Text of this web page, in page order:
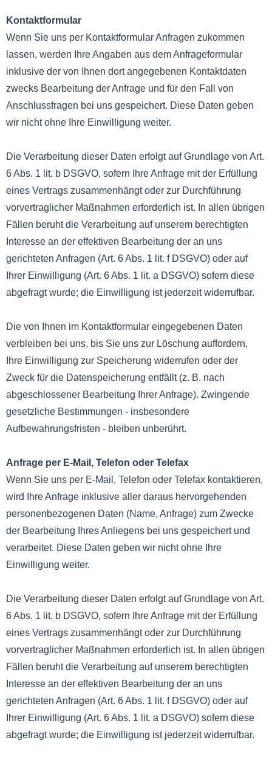
Kontaktformular
Wenn Sie uns per Kontaktformular Anfragen zukommen
lassen, werden Ihre Angaben aus dem Anfrageformular
inklusive der von Ihnen dort angegebenen Kontaktdaten
zwecks Bearbeitung der Anfrage und für den Fall von
Anschlussfragen bei uns gespeichert. Diese Daten geben
wir nicht ohne Ihre Einwilligung weiter.
Die Verarbeitung dieser Daten erfolgt auf Grundlage von Art.
6 Abs. 1 lit. b DSGVO, sofern Ihre Anfrage mit der Erfüllung
eines Vertrags zusammenhängt oder zur Durchführung
vorvertraglicher Maßnahmen erforderlich ist. In allen übrigen
Fällen beruht die Verarbeitung auf unserem berechtigten
Interesse an der effektiven Bearbeitung der an uns
gerichteten Anfragen (Art. 6 Abs. 1 lit. f DSGVO) oder auf
Ihrer Einwilligung (Art. 6 Abs. 1 lit. a DSGVO) sofern diese
abgefragt wurde; die Einwilligung ist jederzeit widerrufbar.
Die von Ihnen im Kontaktformular eingegebenen Daten
verbleiben bei uns, bis Sie uns zur Löschung auffordern,
Ihre Einwilligung zur Speicherung widerrufen oder der
Zweck für die Datenspeicherung entfällt (z. B. nach
abgeschlossener Bearbeitung Ihrer Anfrage). Zwingende
gesetzliche Bestimmungen - insbesondere
Aufbewahrungsfristen - bleiben unberührt.
Anfrage per E-Mail, Telefon oder Telefax
Wenn Sie uns per E-Mail, Telefon oder Telefax kontaktieren,
wird Ihre Anfrage inklusive aller daraus hervorgehenden
personenbezogenen Daten (Name, Anfrage) zum Zwecke
der Bearbeitung Ihres Anliegens bei uns gespeichert und
verarbeitet. Diese Daten geben wir nicht ohne Ihre
Einwilligung weiter.
Die Verarbeitung dieser Daten erfolgt auf Grundlage von Art.
6 Abs. 1 lit. b DSGVO, sofern Ihre Anfrage mit der Erfüllung
eines Vertrags zusammenhängt oder zur Durchführung
vorvertraglicher Maßnahmen erforderlich ist. In allen übrigen
Fällen beruht die Verarbeitung auf unserem berechtigten
Interesse an der effektiven Bearbeitung der an uns
gerichteten Anfragen (Art. 6 Abs. 1 lit. f DSGVO) oder auf
Ihrer Einwilligung (Art. 6 Abs. 1 lit. a DSGVO) sofern diese
abgefragt wurde; die Einwilligung ist jederzeit widerrufbar.